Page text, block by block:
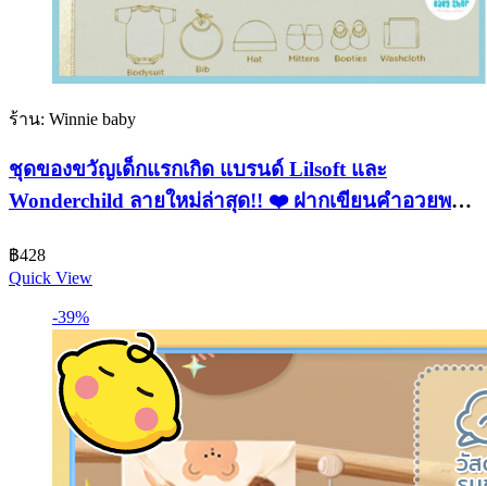
ร้าน: Winnie baby
ชุดของขวัญเด็กแรกเกิด แบรนด์ Lilsoft และ
Wonderchild ลายใหม่ล่าสุด!! ❤️ ฝากเขียนคำอวยพร
฿428
Quick View
-39%